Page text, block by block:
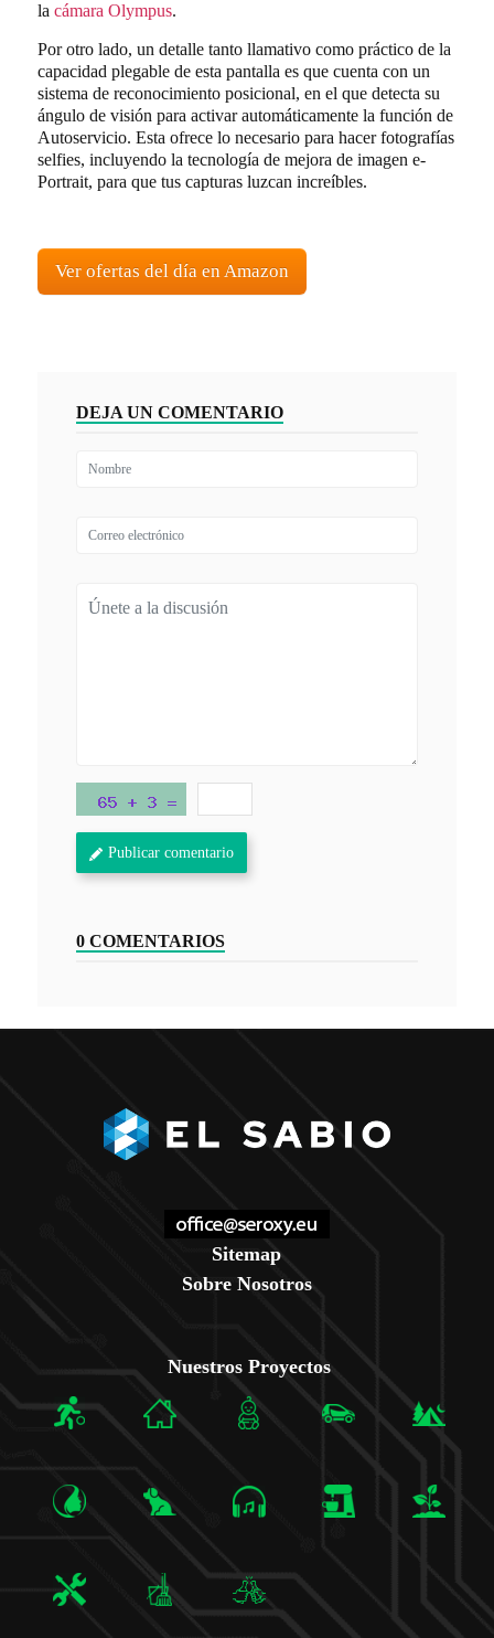
la cámara Olympus.
Por otro lado, un detalle tanto llamativo como práctico de la
capacidad plegable de esta pantalla es que cuenta con un
sistema de reconocimiento posicional, en el que detecta su
ángulo de visión para activar automáticamente la función de
Autoservicio. Esta ofrece lo necesario para hacer fotografías
selfies, incluyendo la tecnología de mejora de imagen e-
Portrait, para que tus capturas luzcan increíbles.
Ver ofertas del día en Amazon
DEJA UN COMENTARIO
Publicar comentario
0 COMENTARIOS
Sitemap
Sobre Nosotros
Nuestros Proyectos